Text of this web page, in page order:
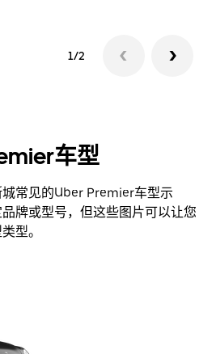
1/2
车型
常见的Uber Premier车型示
牌或型号，但这些图片可以让您
型。